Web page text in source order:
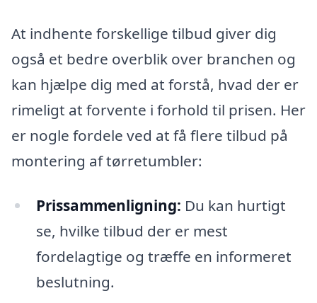
At indhente forskellige tilbud giver dig
også et bedre overblik over branchen og
kan hjælpe dig med at forstå, hvad der er
rimeligt at forvente i forhold til prisen. Her
er nogle fordele ved at få flere tilbud på
montering af tørretumbler:
Prissammenligning: Du kan hurtigt
se, hvilke tilbud der er mest
fordelagtige og træffe en informeret
beslutning.